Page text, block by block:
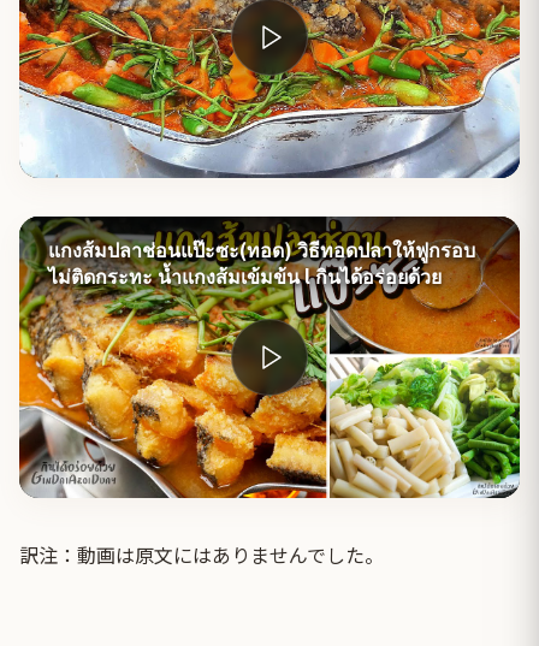
แกงส้มปลาช่อนแป๊ะซะ(ทอด) วิธีทอดปลาให้ฟูกรอบ
ไม่ติดกระทะ น้ำแกงส้มเข้มข้น l กินได้อร่อยด้วย
訳注：動画は原文にはありませんでした。